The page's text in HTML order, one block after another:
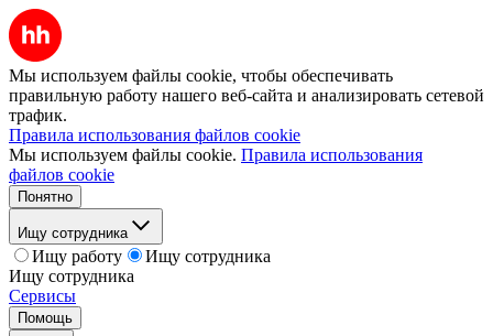
Мы используем файлы cookie, чтобы обеспечивать
правильную работу нашего веб-сайта и анализировать сетевой
трафик.
Правила использования файлов cookie
Мы используем файлы cookie. Правила использования
файлов cookie
Понятно
Ищу сотрудника
Ищу работу
Ищу сотрудника
Ищу сотрудника
Сервисы
Помощь